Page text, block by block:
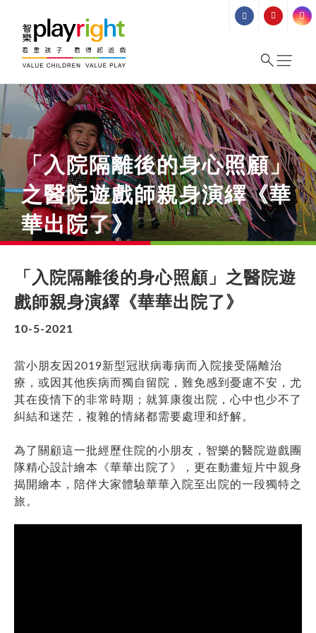
content
「入院隔離後的身心照顧」
之醫院遊戲師親身演繹《華
華出院了》
「入院隔離後的身心照顧」之醫院遊
戲師親身演繹《華華出院了》
10-5-2021
當小朋友因2019新型冠狀病毒病而入院接受隔離治
療，或因其他疾病而獨自留院，難免感到憂慮不安，尤
其在疫情下的非常時期；就算康復出院，心中也少不了
糾結和迷茫，複雜的情緒都需要處理和紓解。
為了關顧這一批經歷住院的小朋友，智樂的醫院遊戲團
隊精心設計繪本《華華出院了》，更在動畫短片中親身
揭開繪本，陪伴大家體驗華華入院至出院的一段獨特之
旅。